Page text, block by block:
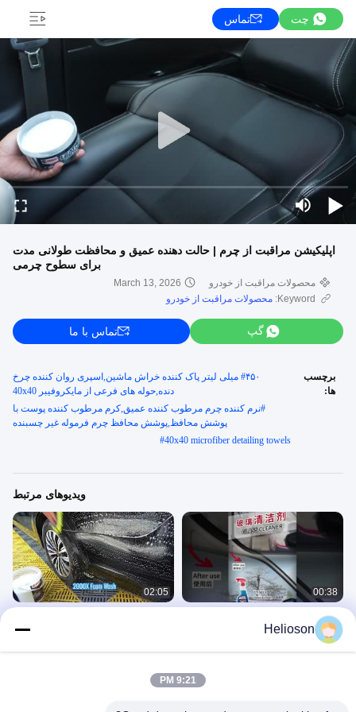
چت تماس
اپلیکیشن مراقبت از چرم | حالت دهنده عمیق و محافظت طولانی مدت
برای سطوح چرمی
محصولات مراقبت از خودرو
March 13, 2026
Keyword: محصولات مراقبت از خودرو
گپ تماس با ما
برچسب
ها:
# ۴۵۰ میلی لیتر پاک کننده خراش ماشین,اسپری روان کننده چرخ
دنده,حوله های فرعی از مایکروفیبر 40x40
#نرم کننده چرم مرطوب کننده عمیق,کرم مرطوب کننده پوست با
پوشش محافظ,پوشش محافظ چرم فرموله غیر چسبنده
#40x40 microfiber detailing towels
ویدیوهای مرتبط
00:38
تنها پاک کننده شیشه ای که به آن نیاز
دارید! براق چند سطحی خودرو و خانه
02:05
فوم غنی و فرآیند تمیز کردن بدون خش
Helioson
9:21 PM